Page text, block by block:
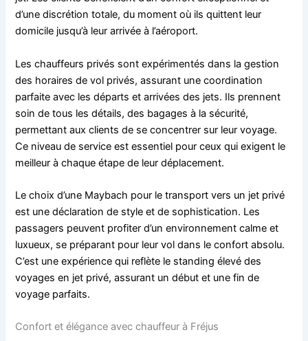
d’une discrétion totale, du moment où ils quittent leur
domicile jusqu’à leur arrivée à l’aéroport.
Les chauffeurs privés sont expérimentés dans la gestion
des horaires de vol privés, assurant une coordination
parfaite avec les départs et arrivées des jets. Ils prennent
soin de tous les détails, des bagages à la sécurité,
permettant aux clients de se concentrer sur leur voyage.
Ce niveau de service est essentiel pour ceux qui exigent le
meilleur à chaque étape de leur déplacement.
Le choix d’une Maybach pour le transport vers un jet privé
est une déclaration de style et de sophistication. Les
passagers peuvent profiter d’un environnement calme et
luxueux, se préparant pour leur vol dans le confort absolu.
C’est une expérience qui reflète le standing élevé des
voyages en jet privé, assurant un début et une fin de
voyage parfaits.
Confort et élégance avec chauffeur à Fréjus